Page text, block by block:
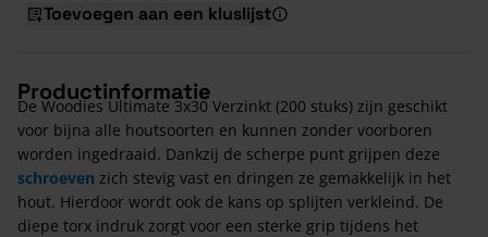
Toevoegen aan een kluslijst
Productinformatie
De Woodies Ultimate 3x30 Verzinkt (200 stuks) zijn geschikt
voor bijna alle houtsoorten en kunnen zonder voorboren
worden ingedraaid. Dankzij de scherpe punt grijpen deze
schroeven zich stevig vast en dringen ze gemakkelijk in het
hout. Hierdoor wordt ook de kans op splijten verkleind. De
diepe torx indruk zorgt voor een sterke grip tijdens het